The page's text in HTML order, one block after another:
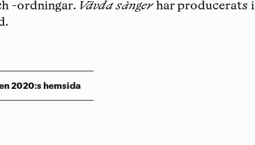
-ordningar. Vävda sångerhar producerats i
2020:s hemsida